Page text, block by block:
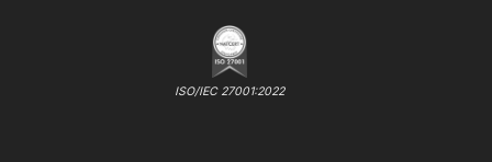
ISO/IEC 27001:2022